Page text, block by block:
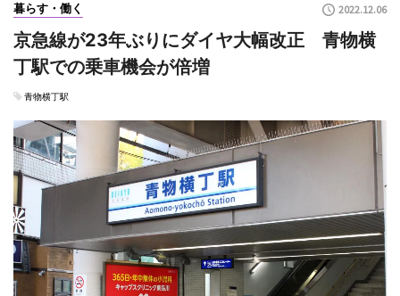
暮らす・働く 2022.12.06
京急線が23年ぶりにダイヤ大幅改正 青物横
丁駅での乗車機会が倍増
青物横丁駅